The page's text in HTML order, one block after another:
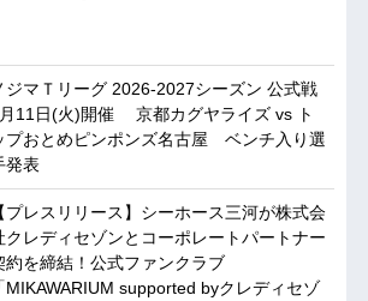
ジマＴリーグ 2026-2027シーズン 公式戦
11日(火)開催 京都カグヤライズ vs ト
プおとめピンポンズ名古屋 ベンチ入り選
発表
プレスリリース】シーホース三河が株式会
クレディセゾンとコーポレートパートナー
約を締結！公式ファンクラブ
MIKAWARIUM supported byクレディセゾ